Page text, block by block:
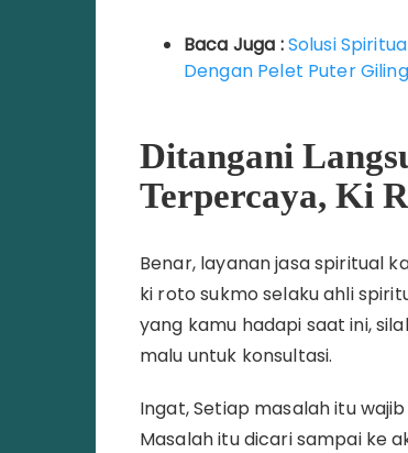
Baca Juga :Solusi
Dengan Pelet Puter Giling
Ditangani
Terpercaya, Ki
Benar, layanan jasa spiritual
ki roto sukmo selaku ahli
yang kamu hadapi saat ini,
malu untuk konsultasi.
Ingat, Setiap masalah itu
Masalah itu dicari sampai ke